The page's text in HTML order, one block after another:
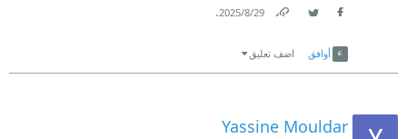
29‏/8‏/2025
.
أوافق اضف تعليق
Yassine Mouldar